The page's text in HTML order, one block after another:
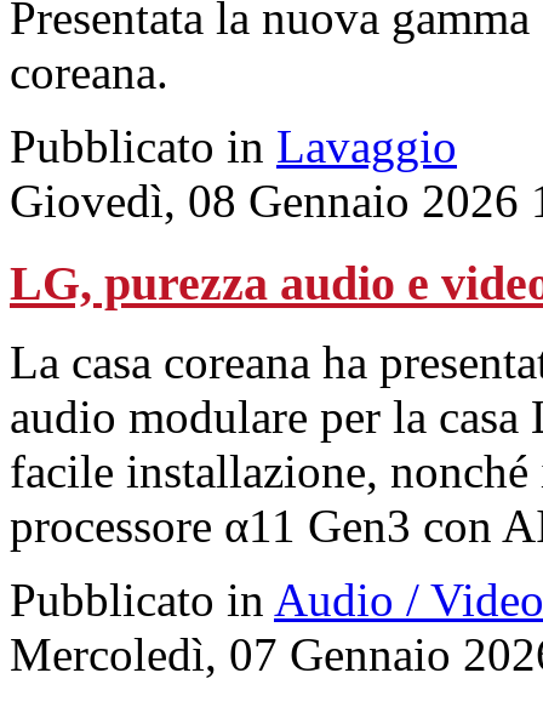
Presentata la nuova
coreana.
Pubblicato in Lavaggio
Giovedì, 08 Gennaio 2026
LG, purezza audio e
La casa coreana ha
audio modulare per la
facile installazione,
processore α11 Gen3 con
Pubblicato in Audio / Video
Mercoledì, 07 Gennaio